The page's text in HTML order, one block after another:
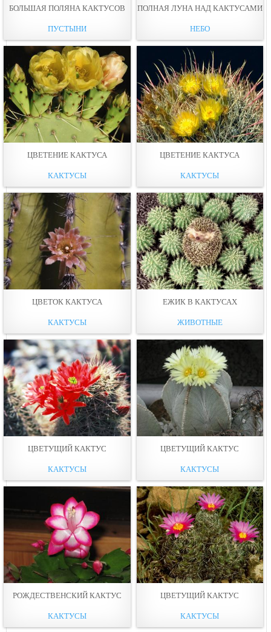
БОЛЬШАЯ ПОЛЯНА КАКТУСОВ
ПУСТЫНИ
ПОЛНАЯ ЛУНА НАД КАКТУСАМИ
НЕБО
ЦВЕТЕНИЕ КАКТУСА
КАКТУСЫ
ЦВЕТЕНИЕ КАКТУСА
КАКТУСЫ
ЦВЕТОК КАКТУСА
КАКТУСЫ
ЕЖИК В КАКТУСАХ
ЖИВОТНЫЕ
ЦВЕТУЩИЙ КАКТУС
КАКТУСЫ
ЦВЕТУЩИЙ КАКТУС
КАКТУСЫ
РОЖДЕСТВЕНСКИЙ КАКТУС
КАКТУСЫ
ЦВЕТУЩИЙ КАКТУС
КАКТУСЫ